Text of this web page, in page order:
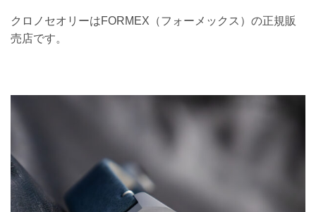
クロノセオリーはFORMEX（フォーメックス）の正規販
売店です。